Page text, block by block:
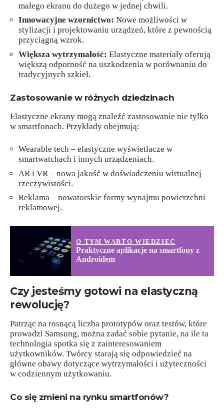
małego ekranu do dużego w jednej chwili.
Innowacyjne wzornictwo: Nowe możliwości w
stylizacji i projektowaniu urządzeń, które z pewnością
przyciągną wzrok.
Większa wytrzymałość: Elastyczne materiały oferują
większą odporność na uszkodzenia w porównaniu do
tradycyjnych szkieł.
Zastosowanie w różnych dziedzinach
Elastyczne ekrany mogą znaleźć zastosowanie nie tylko
w smartfonach. Przykłady obejmują:
Wearable tech – elastyczne wyświetlacze w
smartwatchach i innych urządzeniach.
AR i VR – nowa jakość w doświadczeniu wirtualnej
rzeczywistości.
Reklama – nowatorskie formy wynajmu powierzchni
reklamowej.
O TYM WARTO WIEDZIEĆ
Praktyczne aplikacje na smartfony z
Androidem
Czy jesteśmy gotowi na elastyczną
rewolucję?
Patrząc na rosnącą liczba prototypów oraz testów, które
prowadzi Samsung, można zadać sobie pytanie, na ile ta
technologia spotka się z zainteresowaniem
użytkowników. Twórcy starają się odpowiedzieć na
główne obawy dotyczące wytrzymałości i użyteczności
w codziennym użytkowaniu.
Co się zmieni na rynku smartfonów?